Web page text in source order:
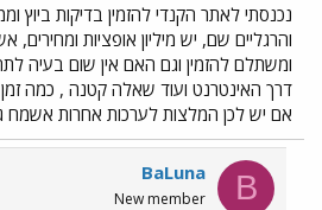
נכנסתי לאתר הקנדי להזמין בדיקות ביוץ
והרגליים שם, יש מיליון אופציות
ומשתלם להזמין וגם האם אין שום בעיה
דרך האינטרנט ועוד שאלה קטנה , כמה
אם יש לכן המלצות לערכות אחרות אשמח
B
BaLuna
New member